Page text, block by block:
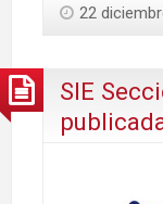
22
SIE